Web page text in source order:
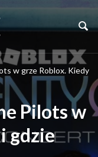
w grze Roblox. Kiedy
Pilots w
gdzie